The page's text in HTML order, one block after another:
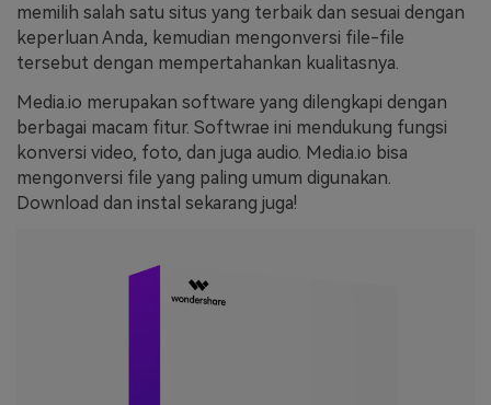
memilih salah satu situs yang terbaik dan sesuai dengan
keperluan Anda, kemudian mengonversi file-file
tersebut dengan mempertahankan kualitasnya.
Media.io merupakan software yang dilengkapi dengan
berbagai macam fitur. Softwrae ini mendukung fungsi
konversi video, foto, dan juga audio. Media.io bisa
mengonversi file yang paling umum digunakan.
Download dan instal sekarang juga!